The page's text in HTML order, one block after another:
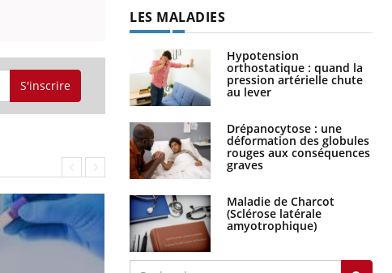
S'inscrire
LES MALADIES
Hypotension
orthostatique : quand la
pression artérielle chute
au lever
Drépanocytose : une
déformation des globules
rouges aux conséquences
graves
Maladie de Charcot
(Sclérose latérale
amyotrophique)